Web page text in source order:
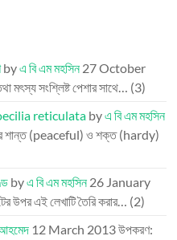
byএ বি এম মহসিন27 October
মৎস্য সংশ্লিষ্ট পেশার সাথে… (3)
Poecilia reticulata byএ বি এম মহসিন
শান্ত (peaceful) ও শক্ত (hardy)
byএ বি এম মহসিন26 January
উপর এই লেখাটি তৈরি করার… (2)
12 March 2013উপকরণ: